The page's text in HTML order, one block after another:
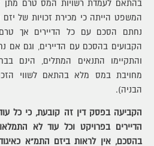
בהתאם לעמדת רשויות המס טרם מתן
המשפט הייתה כי מכירת זכויות של
נחתם הסכם עם כל הדיירים אך
הקבועים בהסכם עם הדיירים, וגם אם
והתקיימו התנאים המתלים, הינם
מחויבת במס מלא בהתאם לשווי
הבניה).
הקביעה בפסק דין זה קובעת, כי כל
הדיירים בפרויקט וכל עוד לא
בהסכם, אין לראות ביזם התמ"א